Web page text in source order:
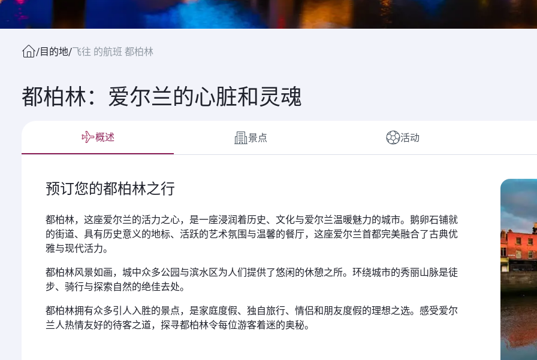
/目的地/飞往 的航班 都柏林
都柏林：爱尔兰的心脏和灵魂
概述 景点 活动
预订您的都柏林之行
都柏林，这座爱尔兰的活力之心，是一座浸润着历史、文化与爱尔兰温暖魅力的城市。鹅卵石铺就
的街道、具有历史意义的地标、活跃的艺术氛围与温馨的餐厅，这座爱尔兰首都完美融合了古典优
雅与现代活力。
都柏林风景如画，城中众多公园与滨水区为人们提供了悠闲的休憩之所。环绕城市的秀丽山脉是徒
步、骑行与探索自然的绝佳去处。
都柏林拥有众多引人入胜的景点，是家庭度假、独自旅行、情侣和朋友度假的理想之选。感受爱尔
兰人热情友好的待客之道，探寻都柏林令每位游客着迷的奥秘。